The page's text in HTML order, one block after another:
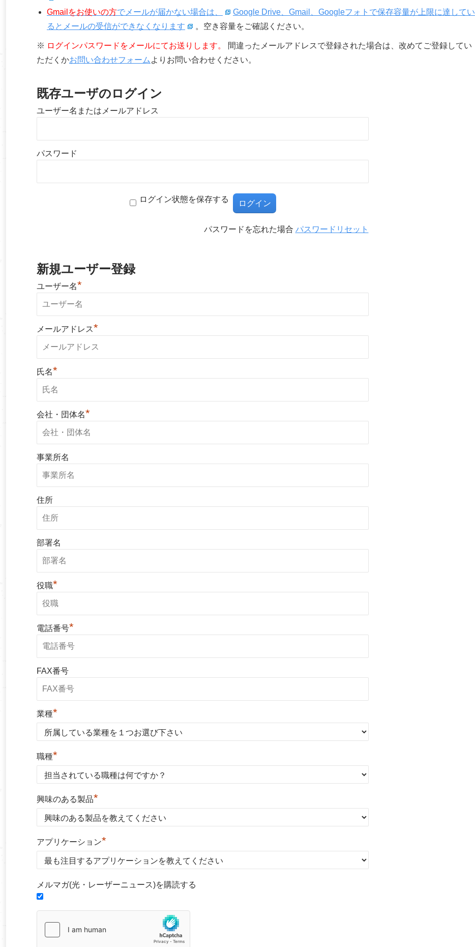
Gmailをお使いの方でメールが届かない場合は、
Google Drive、Gmail、Googleフォトで保存容量が上限に達してい
るとメールの受信ができなくなります
。空き容量をご確認ください。
※ ログインパスワードをメールにてお送りします。
間違ったメールアドレスで登録された場合は、改めてご登録してい
ただくかお問い合わせフォーム よりお問い合わせください。
既存ユーザのログイン
ユーザー名またはメールアドレス
パスワード
ログイン状態を保存する
パスワードを忘れた場合 パスワードリセット
新規ユーザー登録
ユーザー名*
メールアドレス*
氏名*
会社・団体名*
事業所名
住所
部署名
役職*
電話番号*
FAX番号
業種*
職種*
興味のある製品*
アプリケーション*
メルマガ(光・レーザーニュース)を購読する